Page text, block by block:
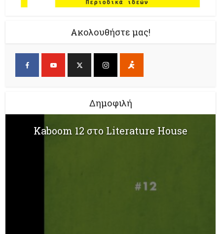
Ακολουθήστε μας!
Δημοφιλή
Kaboom 12 στο Literature House